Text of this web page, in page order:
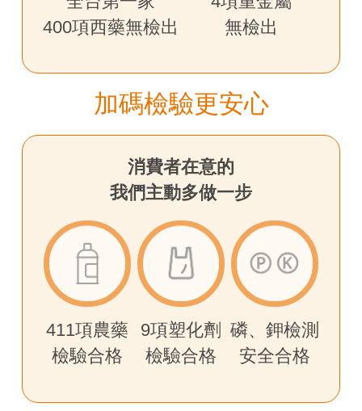
400項西藥無檢出
無檢出
加碼檢驗更安心
消費者在意的
我們主動多做一步
411項農藥
檢驗合格
9項塑化劑
檢驗合格
磷、鉀檢測
安全合格